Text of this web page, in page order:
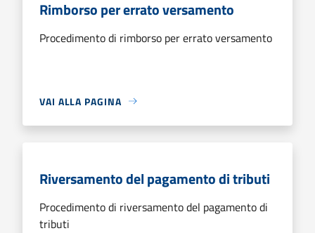
Rimborso per errato versamento
Procedimento di rimborso per errato versamento
VAI ALLA PAGINA
Riversamento del pagamento di tributi
Procedimento di riversamento del pagamento di
tributi